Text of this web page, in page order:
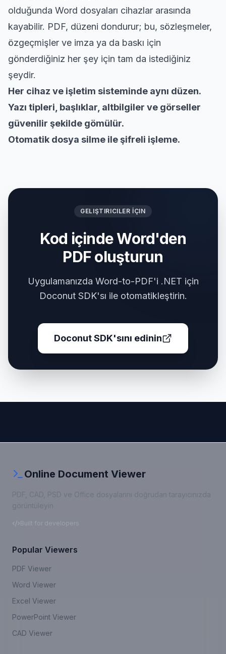
olduğunda Word dosyaları cihazlar arasında
kayabilir. PDF, düzeni dondurur; bu, sözleşmeler,
özgeçmişler ve imza ya da baskı için
gönderdiğiniz her şey için tam da istediğiniz
şeydir.
Her cihaz ve işletim sisteminde aynı düzen.
Yazı tipleri, başlıklar, altbilgiler ve görseller
güvenilir şekilde gömülür.
Otomatik dosya silme ile şifreli işleme.
GELIŞTIRICILER İÇIN
Kod içinde Word'den
PDF oluşturun
Uygulamanızda Word-to-PDF'i .NET için
Doconut SDK'sı ile otomatikleştirin.
Doconut SDK'sını edinin
Online Document Viewer
PDF, CAD, PSD ve Office dosyalarını doğrudan tarayıcınızda
görüntüleyin
Built for developers
Popular Viewers
PDF Viewer
Word Viewer
Excel Viewer
PowerPoint Viewer
CAD Viewer